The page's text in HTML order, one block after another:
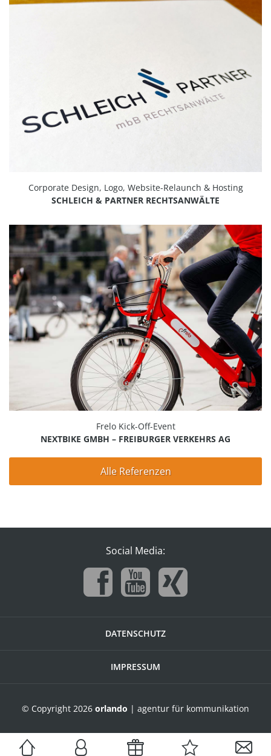
Corporate Design, Logo, Website-Relaunch & Hosting
SCHLEICH & PARTNER RECHTSANWÄLTE
Frelo Kick-Off-Event
NEXTBIKE GMBH – FREIBURGER VERKEHRS AG
Alle Referenzen
Social Media:
DATENSCHUTZ
IMPRESSUM
© Copyright 2026 orlando | agentur für kommunikation